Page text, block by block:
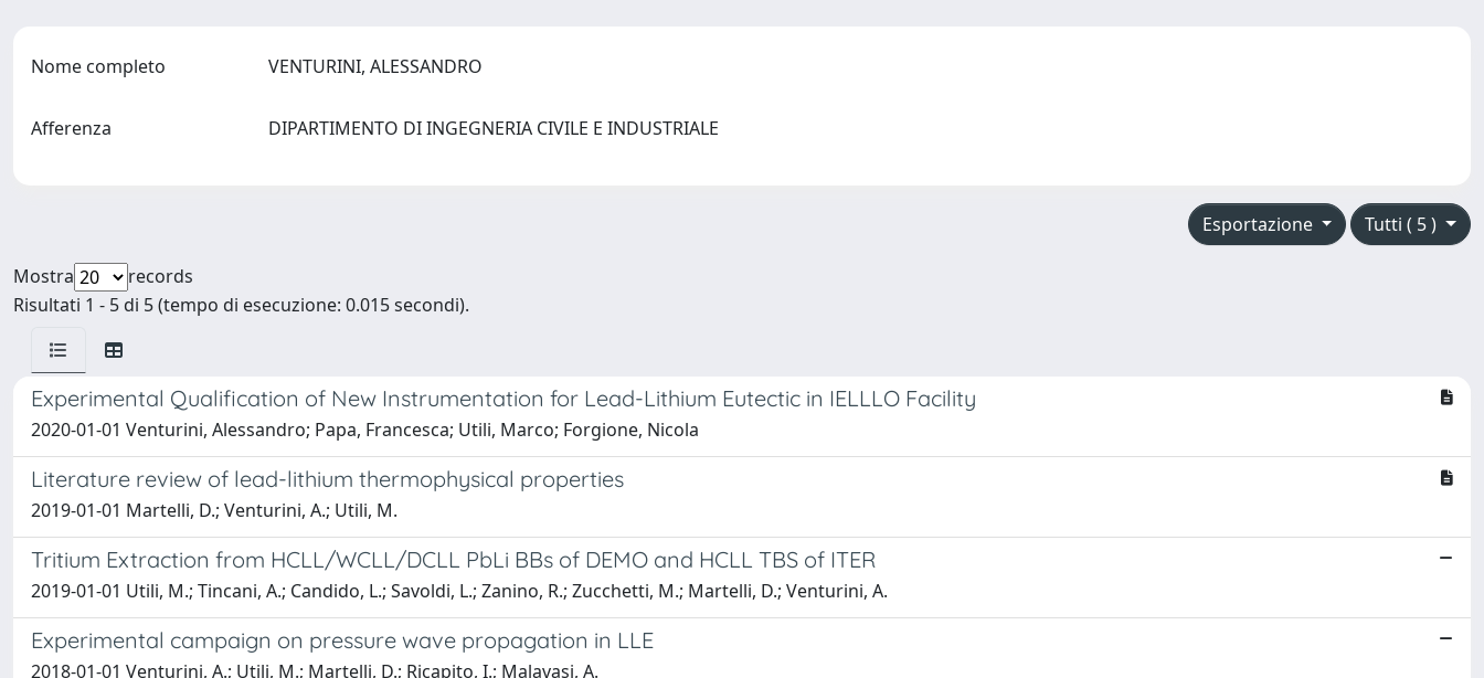
Nome completo VENTURINI, ALESSANDRO
Afferenza DIPARTIMENTO DI INGEGNERIA CIVILE E INDUSTRIALE
Tutti ( 5 )
Esportazione
Mostra
records
Risultati 1 - 5 di 5 (tempo di esecuzione: 0.015 secondi).
Experimental Qualification of New Instrumentation for Lead-Lithium Eutectic in IELLLO Facility
2020-01-01 Venturini, Alessandro; Papa, Francesca; Utili, Marco; Forgione, Nicola
Literature review of lead-lithium thermophysical properties
2019-01-01 Martelli, D.; Venturini, A.; Utili, M.
Tritium Extraction from HCLL/WCLL/DCLL PbLi BBs of DEMO and HCLL TBS of ITER
2019-01-01 Utili, M.; Tincani, A.; Candido, L.; Savoldi, L.; Zanino, R.; Zucchetti, M.; Martelli, D.; Venturini, A.
Experimental campaign on pressure wave propagation in LLE
2018-01-01 Venturini, A.; Utili, M.; Martelli, D.; Ricapito, I.; Malavasi, A.